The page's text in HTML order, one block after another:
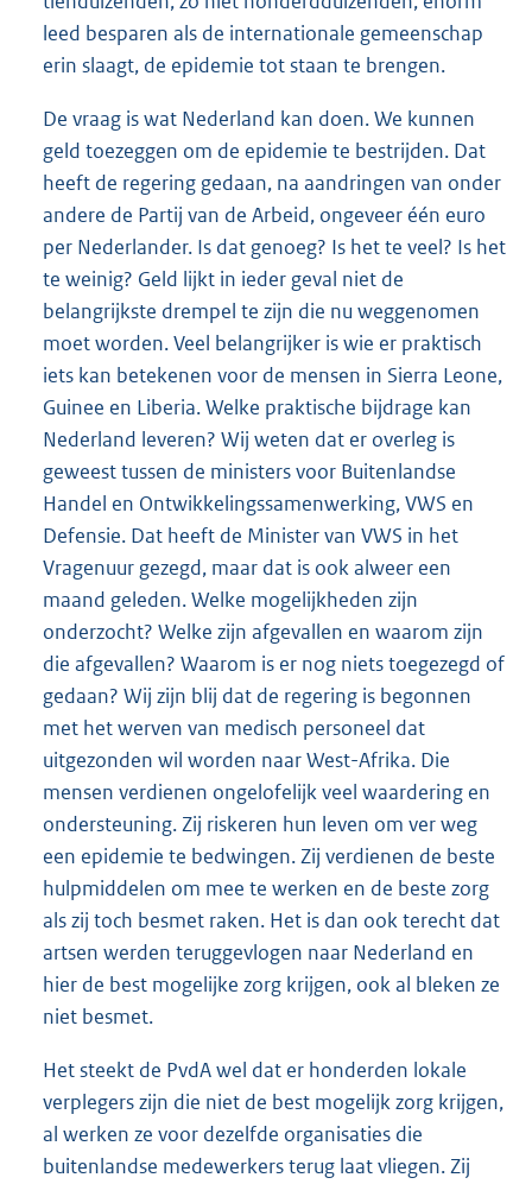
leed besparen als de internationale gemeenschap
erin slaagt, de epidemie tot staan te brengen.
De vraag is wat Nederland kan doen. We kunnen
geld toezeggen om de epidemie te bestrijden. Dat
heeft de regering gedaan, na aandringen van onder
andere de Partij van de Arbeid, ongeveer één euro
per Nederlander. Is dat genoeg? Is het te veel? Is het
te weinig? Geld lijkt in ieder geval niet de
belangrijkste drempel te zijn die nu weggenomen
moet worden. Veel belangrijker is wie er praktisch
iets kan betekenen voor de mensen in Sierra Leone,
Guinee en Liberia. Welke praktische bijdrage kan
Nederland leveren? Wij weten dat er overleg is
geweest tussen de ministers voor Buitenlandse
Handel en Ontwikkelingssamenwerking, VWS en
Defensie. Dat heeft de Minister van VWS in het
Vragenuur gezegd, maar dat is ook alweer een
maand geleden. Welke mogelijkheden zijn
onderzocht? Welke zijn afgevallen en waarom zijn
die afgevallen? Waarom is er nog niets toegezegd of
gedaan? Wij zijn blij dat de regering is begonnen
met het werven van medisch personeel dat
uitgezonden wil worden naar West-Afrika. Die
mensen verdienen ongelofelijk veel waardering en
ondersteuning. Zij riskeren hun leven om ver weg
een epidemie te bedwingen. Zij verdienen de beste
hulpmiddelen om mee te werken en de beste zorg
als zij toch besmet raken. Het is dan ook terecht dat
artsen werden teruggevlogen naar Nederland en
hier de best mogelijke zorg krijgen, ook al bleken ze
niet besmet.
Het steekt de PvdA wel dat er honderden lokale
verplegers zijn die niet de best mogelijk zorg krijgen,
al werken ze voor dezelfde organisaties die
buitenlandse medewerkers terug laat vliegen. Zij